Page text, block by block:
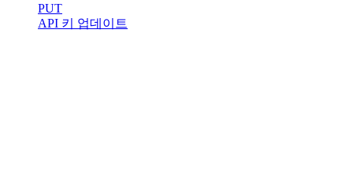
PUT
API 키 업데이트